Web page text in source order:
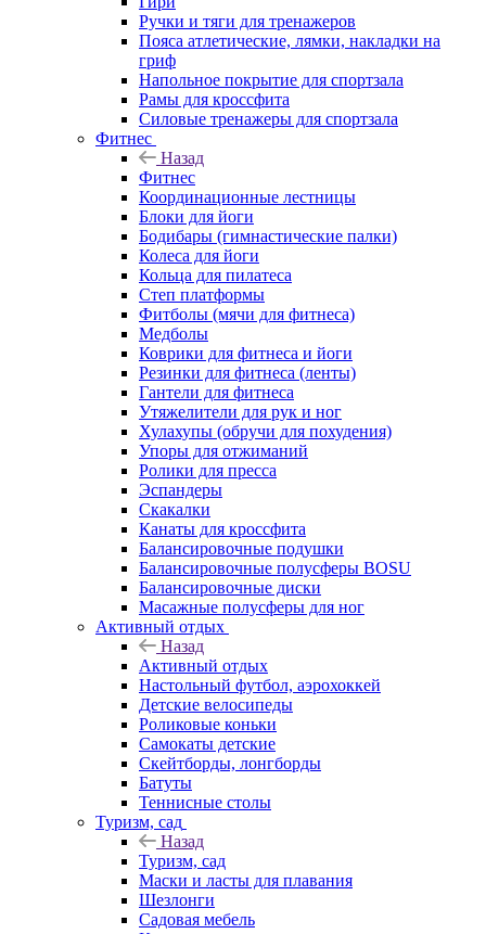
Ручки и тяги для тренажеров
Пояса атлетические, лямки, накладки на
гриф
Напольное покрытие для спортзала
Рамы для кроссфита
Силовые тренажеры для спортзала
Фитнес
Назад
Фитнес
Координационные лестницы
Блоки для йоги
Бодибары (гимнастические палки)
Колеса для йоги
Кольца для пилатеса
Степ платформы
Фитболы (мячи для фитнеса)
Медболы
Коврики для фитнеса и йоги
Резинки для фитнеса (ленты)
Гантели для фитнеса
Утяжелители для рук и ног
Хулахупы (обручи для похудения)
Упоры для отжиманий
Ролики для пресса
Эспандеры
Скакалки
Канаты для кроссфита
Балансировочные подушки
Балансировочные полусферы BOSU
Балансировочные диски
Масажные полусферы для ног
Активный отдых
Назад
Активный отдых
Настольный футбол, аэрохоккей
Детские велосипеды
Роликовые коньки
Самокаты детские
Скейтборды, лонгборды
Батуты
Теннисные столы
Туризм, сад
Назад
Туризм, сад
Маски и ласты для плавания
Шезлонги
Садовая мебель